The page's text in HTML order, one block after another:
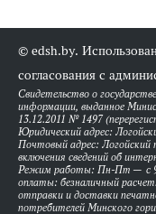
© edsh.by.
согласования с
Свидетельство о
информации, выданное
13.12.2011 № 1497
Юридический адрес:
Почтовый адрес:
включения сведений об
Режим работы: Пн-Пт — с
оплаты: безналичный
отправки и доставки
потребителей Минского